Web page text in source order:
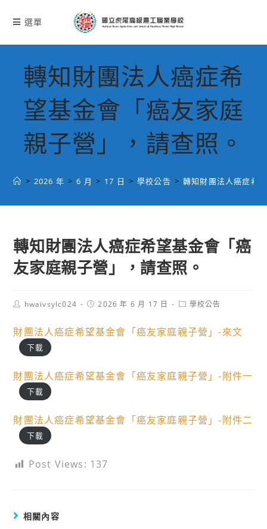
選單
轉知財團法人癌症希
望基金會「癌友家庭
親子營」，請查照。
> 2026 年 > 6 月 > 17 日 > 學校公告 > 轉知財團法人癌症希
轉知財團法人癌症希望基金會「癌
友家庭親子營」，請查照。
Posthwaivsylc024
Post2026 年 6 月 17 日
Post學校公告
財團法人癌症希望基金會「癌友家庭親子營」-來文
下載
財團法人癌症希望基金會「癌友家庭親子營」-附件一
下載
財團法人癌症希望基金會「癌友家庭親子營」-附件二
下載
Post Views: 137
相關內容